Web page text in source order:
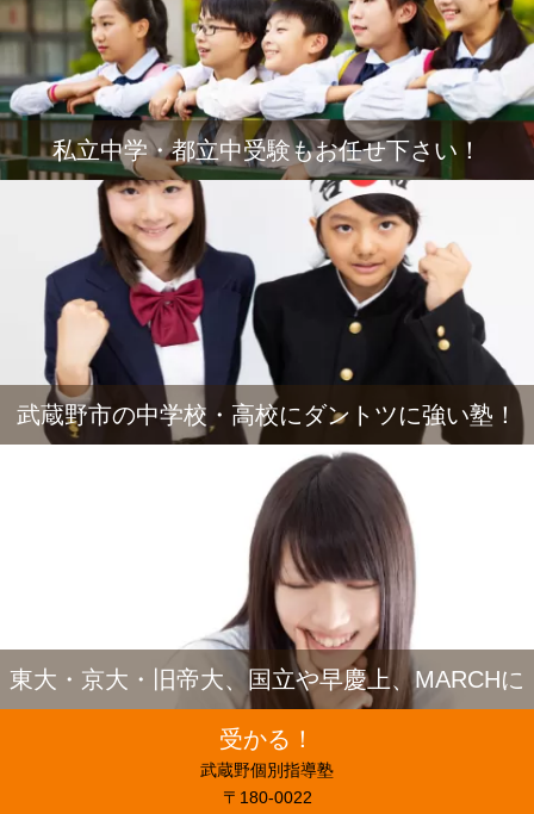
私立中学・都立中受験もお任せ下さい！
武蔵野市の中学校・高校にダントツに強い塾！
東大・京大・旧帝大、国立や早慶上、MARCHに
受かる！
武蔵野個別指導塾
〒180-0022